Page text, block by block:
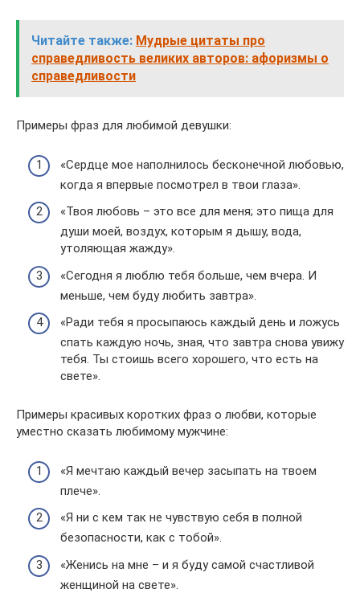
Читайте также: Мудрые цитаты про
справедливость великих авторов: афоризмы о
справедливости
Примеры фраз для любимой девушки:
«Сердце мое наполнилось бесконечной любовью,
когда я впервые посмотрел в твои глаза».
«Твоя любовь – это все для меня; это пища для
души моей, воздух, которым я дышу, вода,
утоляющая жажду».
«Сегодня я люблю тебя больше, чем вчера. И
меньше, чем буду любить завтра».
«Ради тебя я просыпаюсь каждый день и ложусь
спать каждую ночь, зная, что завтра снова увижу
тебя. Ты стоишь всего хорошего, что есть на
свете».
Примеры красивых коротких фраз о любви, которые
уместно сказать любимому мужчине:
«Я мечтаю каждый вечер засыпать на твоем
плече».
«Я ни с кем так не чувствую себя в полной
безопасности, как с тобой».
«Женись на мне – и я буду самой счастливой
женщиной на свете».